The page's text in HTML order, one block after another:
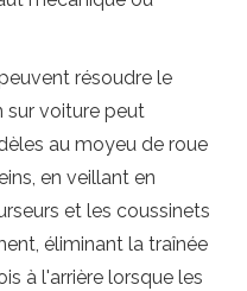
résoudre le
sur voiture peut
au moyeu de roue
en veillant en
et les coussinets
éliminant la traînée
à l'arrière lorsque les